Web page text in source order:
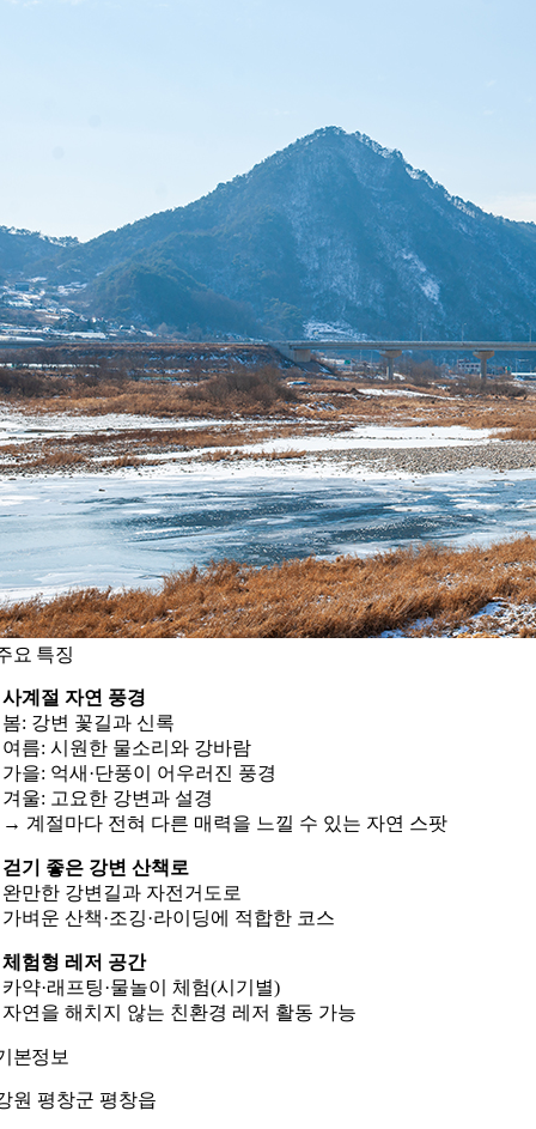
요 특징
사계절 자연 풍경
봄: 강변 꽃길과 신록
여름: 시원한 물소리와 강바람
가을: 억새·단풍이 어우러진 풍경
겨울: 고요한 강변과 설경
→ 계절마다 전혀 다른 매력을 느낄 수 있는 자연 스팟
걷기 좋은 강변 산책로
완만한 강변길과 자전거도로
가벼운 산책·조깅·라이딩에 적합한 코스
체험형 레저 공간
카약·래프팅·물놀이 체험(시기별)
자연을 해치지 않는 친환경 레저 활동 가능
본정보
원 평창군 평창읍